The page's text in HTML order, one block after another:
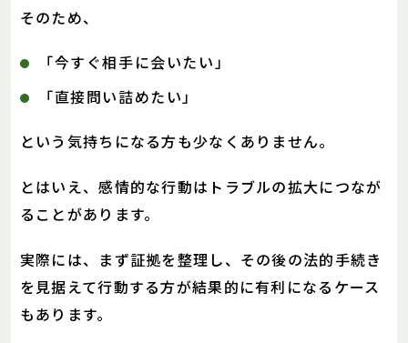
そのため、
「今すぐ相手に会いたい」
「直接問い詰めたい」
という気持ちになる方も少なくありません。
とはいえ、感情的な行動はトラブルの拡大につなが
ることがあります。
実際には、まず証拠を整理し、その後の法的手続き
を見据えて行動する方が結果的に有利になるケース
もあります。